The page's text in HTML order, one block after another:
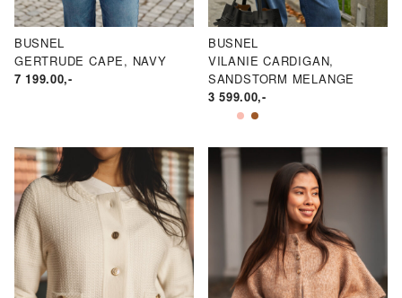
BUSNEL
GERTRUDE CAPE, NAVY
7 199.00,-
BUSNEL
VILANIE CARDIGAN,
SANDSTORM MELANGE
3 599.00,-